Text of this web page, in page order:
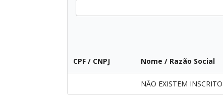
CPF / CNPJ Nome / Razão Social
NÃO EXISTEM